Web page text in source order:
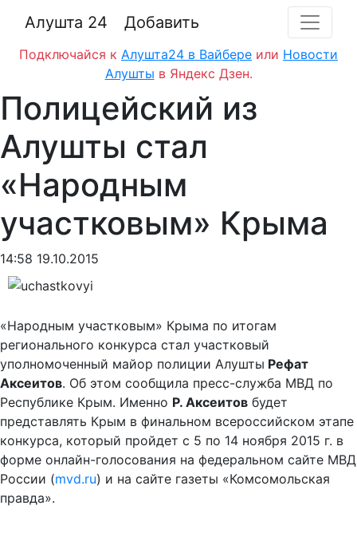
Алушта 24 Добавить
Подключайся к Алушта24 в Вайбере или Новости
Алушты в Яндекс Дзен.
Полицейский из
Алушты стал
«Народным
участковым» Крыма
14:58 19.10.2015
«Народным участковым» Крыма по итогам
регионального конкурса стал участковый
уполномоченный майор полиции Алушты Рефат
Аксеитов. Об этом сообщила пресс-служба МВД по
Республике Крым. Именно Р. Аксеитов будет
представлять Крым в финальном всероссийском этапе
конкурса, который пройдет с 5 по 14 ноября 2015 г. в
форме онлайн-голосования на федеральном сайте МВД
России (mvd.ru) и на сайте газеты «Комсомольская
правда».